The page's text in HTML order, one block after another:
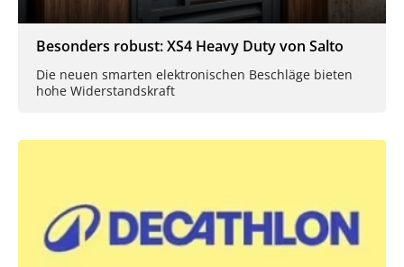
Besonders robust: XS4 Heavy Duty von Salto
Die neuen smarten elektronischen Beschläge bieten
hohe Widerstandskraft